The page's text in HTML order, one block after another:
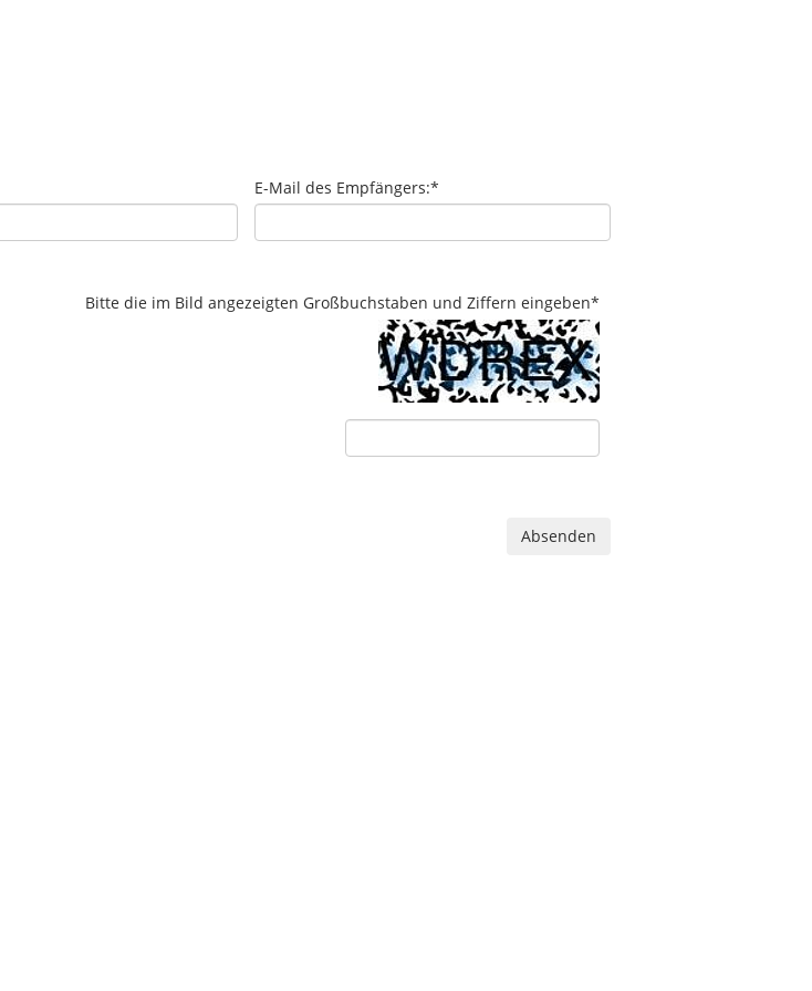
E-Mail des Empfängers:*
Bitte die im Bild angezeigten Großbuchstaben und Ziffern eingeben*
Absenden